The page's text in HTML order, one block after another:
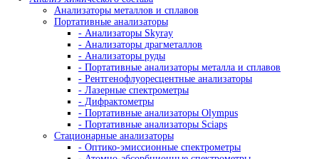
Коррозионный мониторинг
Производители
AFFRI
ARUN Technology
AXR
BRUKER
EDDYFI
GALDABINI
GE
HELLING
HITACHI
IBERTEST